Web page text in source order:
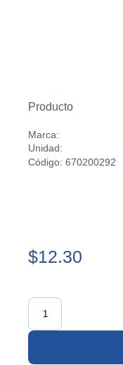
Producto
Marca:
Unidad:
Código: 670200292
$12.30